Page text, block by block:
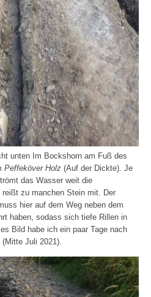
unten Im Bockshorn am Fuß des
Peffeköver Holz (Auf der Dickte). Je
das Wasser weit die
zu manchen Stein mit. Der
hier auf dem Weg neben dem
haben, sodass sich tiefe Rillen in
Bild habe ich ein paar Tage nach
(Mitte Juli 2021).